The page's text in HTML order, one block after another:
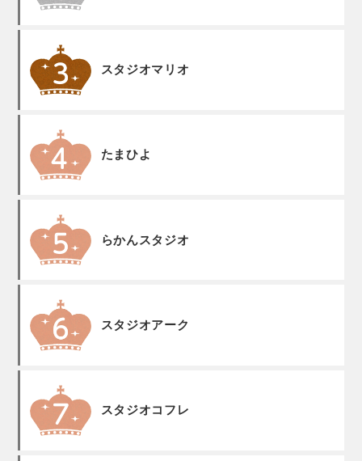
スタジオマリオ
たまひよ
らかんスタジオ
スタジオアーク
スタジオコフレ